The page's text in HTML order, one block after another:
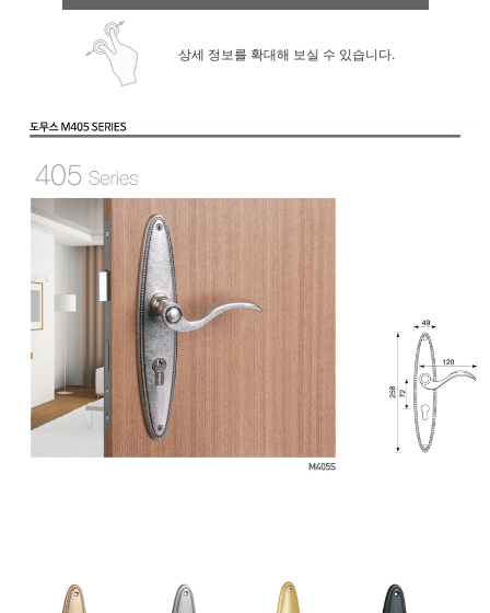
상세 정보를 확대해 보실 수 있습니다.